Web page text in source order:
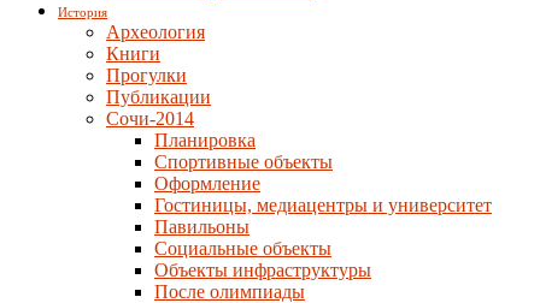
История
Археология
Книги
Прогулки
Публикации
Сочи-2014
Планировка
Спортивные объекты
Оформление
Гостиницы, медиацентры и университет
Павильоны
Социальные объекты
Объекты инфраструктуры
После олимпиады